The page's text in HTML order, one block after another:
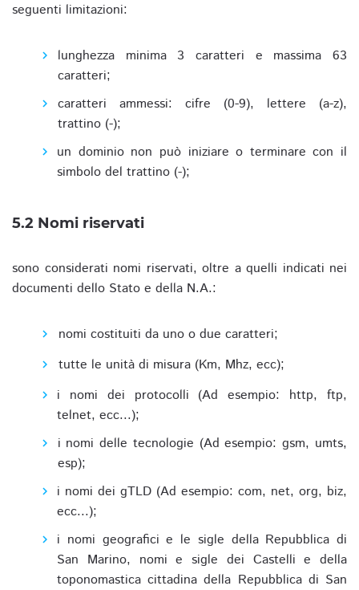
seguenti limitazioni:
lunghezza minima 3 caratteri e massima 63
caratteri;
caratteri ammessi: cifre (0-9), lettere (a-z),
trattino (-);
un dominio non può iniziare o terminare con il
simbolo del trattino (-);
5.2 Nomi riservati
sono considerati nomi riservati, oltre a quelli indicati nei
documenti dello Stato e della N.A.:
nomi costituiti da uno o due caratteri;
tutte le unità di misura (Km, Mhz, ecc);
i nomi dei protocolli (Ad esempio: http, ftp,
telnet, ecc...);
i nomi delle tecnologie (Ad esempio: gsm, umts,
esp);
i nomi dei gTLD (Ad esempio: com, net, org, biz,
ecc...);
i nomi geografici e le sigle della Repubblica di
San Marino, nomi e sigle dei Castelli e della
toponomastica cittadina della Repubblica di San